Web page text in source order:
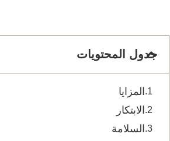
جدول المحتويات
المزايا
الابتكار
السلامة